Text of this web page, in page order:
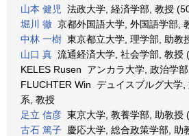
山本 健児
法政大学, 経済学部, 教授
堀川 徹 京都外国語大学, 外国語学部,
中林 一樹 東京都立大学, 理学部, 助教
山口 真 流通経済大学, 社会学部, 教授
KELES Rusen アンカラ大学, 政治学
FLUCHTER Win デュイスブルグ大学,
系, 教授
足立 信彦 東京大学, 教養学部, 助教授
古石 篤子 慶応大学, 総合政策学部, 助